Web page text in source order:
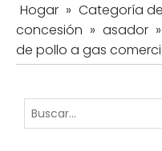
Hogar » Categoría
concesión » asador »
de pollo a gas